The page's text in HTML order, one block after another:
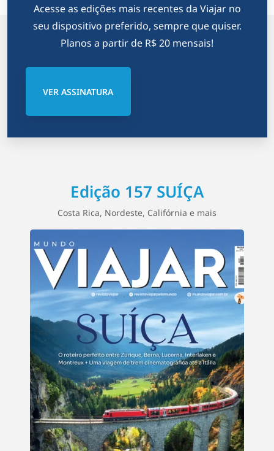
Acesse as edições mais recentes da Viajar no
seu dispositivo preferido, sempre que quiser.
Planos a partir de R$ 20 mensais!
VER ASSINATURA
Edição 157 SUÍÇA
Costa Rica, Nordeste, Califórnia e mais